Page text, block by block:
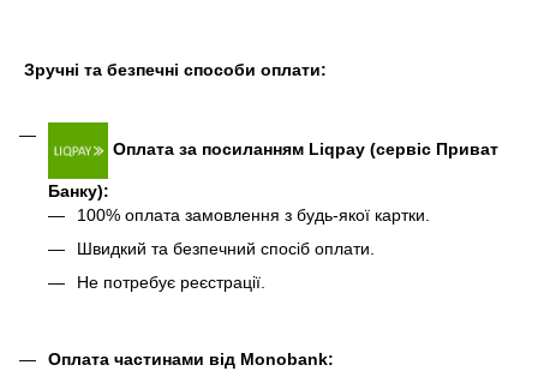
Зручні та безпечні способи оплати:
Оплата за посиланням Liqpay (сервіс Приват
Банку):
100% оплата замовлення з будь-якої картки.
Швидкий та безпечний спосіб оплати.
Не потребує реєстрації.
Оплата частинами від Monobank: